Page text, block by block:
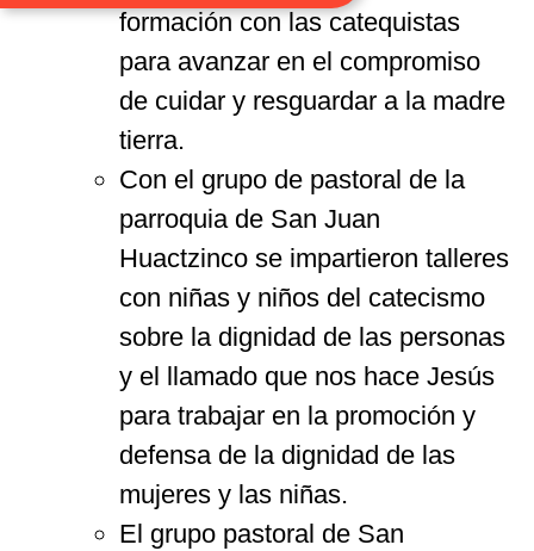
formación con las catequistas
para avanzar en el compromiso
de cuidar y resguardar a la madre
tierra.
Con el grupo de pastoral de la
parroquia de San Juan
Huactzinco se impartieron talleres
con niñas y niños del catecismo
sobre la dignidad de las personas
y el llamado que nos hace Jesús
para trabajar en la promoción y
defensa de la dignidad de las
mujeres y las niñas.
El grupo pastoral de San